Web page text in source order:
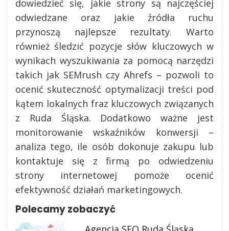
dowiedzieć się, jakie strony są najczęściej
odwiedzane oraz jakie źródła ruchu
przynoszą najlepsze rezultaty. Warto
również śledzić pozycje słów kluczowych w
wynikach wyszukiwania za pomocą narzędzi
takich jak SEMrush czy Ahrefs – pozwoli to
ocenić skuteczność optymalizacji treści pod
kątem lokalnych fraz kluczowych związanych
z Ruda Śląska. Dodatkowo ważne jest
monitorowanie wskaźników konwersji –
analiza tego, ile osób dokonuje zakupu lub
kontaktuje się z firmą po odwiedzeniu
strony internetowej pomoże ocenić
efektywność działań marketingowych.
Polecamy zobaczyć